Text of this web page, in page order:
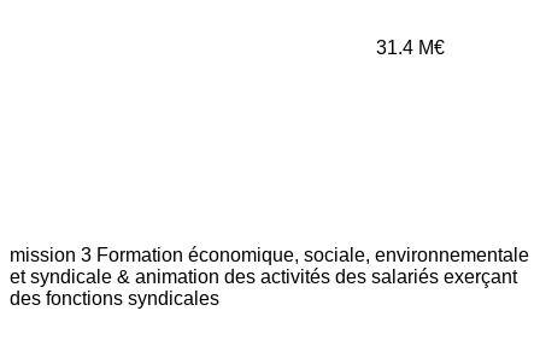
31.4 M€
mission 3 Formation économique, sociale, environnementale
et syndicale & animation des activités des salariés exerçant
des fonctions syndicales